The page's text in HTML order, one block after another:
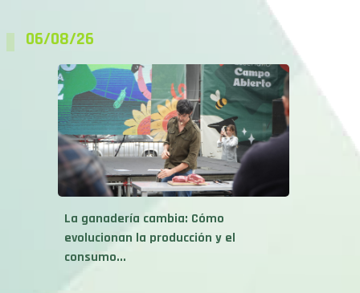
06/08/26
La ganadería cambia: Cómo
evolucionan la producción y el
consumo...